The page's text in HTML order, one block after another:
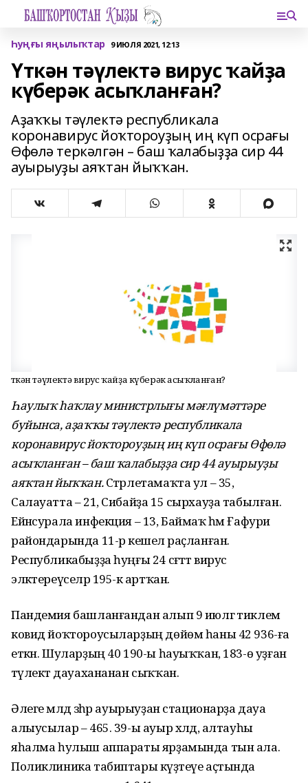
Һуңғы яңылыҡтар 9 ИЮЛЯ 2021, 12:13
Үткән тәүлектә вирус ҡайҙа
күберәк асыҡланған?
Аҙаҡҡы тәүлектә республикала
коронавирус йоҡтороуҙың иң күп осрағы
Өфөлә теркәлгән – баш ҡалабыҙҙа сир 44
ауырыуҙы аяҡтан йыҡҡан.
Үткән тәүлектә вирус ҡайҙа күберәк асыҡланған?
Һаулыҡ һаҡлау министрлығы мәғлүмәттәре
буйынса, аҙаҡҡы тәүлектә республикала
коронавирус йоҡтороуҙың иң күп осрағы Өфөлә
асыҡланған – баш ҡалабыҙҙа сир 44 ауырыуҙы
аяҡтан йыҡҡан.Стәрлетамаҡта ул – 35,
Салауатта – 21, Сибайҙа 15 сырхауҙа табылған.
Ейәнсурала инфекция – 13, Баймаҡ һәм Ғафури
райондарында 11-әр кешелә раҫланған.
Республикабыҙҙа һуңғы 24 сәғәттә вирус
эләктереүселәр 195-кә артҡан.
Пандемия башланғандан алып 9 июлгә тиклем
ковид йоҡтороусыларҙың дөйөм һаны 42 936-ға
еткән. Шуларҙың 40 190-ы һауыҡҡан, 183-ө уҙған
тәүлектә дауахананан сыҡҡан.
Әлеге мәлдә зәһәр ауырыуҙан стационарҙа дауа
алыусылар – 465. 39-ы ауыр хәлдә, алтауһы
яһалма һулыш аппараты ярҙамында тын ала.
Поликлиника табиптары күҙәтеүе аҫтында